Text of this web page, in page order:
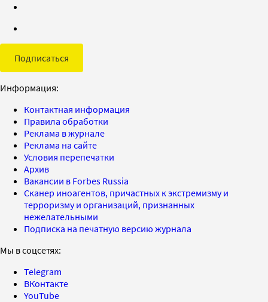
Подписаться
Информация:
Контактная информация
Правила обработки
Реклама в журнале
Реклама на сайте
Условия перепечатки
Архив
Вакансии в Forbes Russia
Сканер иноагентов, причастных к экстремизму и
терроризму и организаций, признанных
нежелательными
Подписка на печатную версию журнала
Мы в соцсетях:
Telegram
ВКонтакте
YouTube